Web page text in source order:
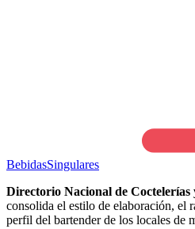
BebidasSingulares
Directorio Nacional de Coctelerías
consolida el estilo de elaboración, el
perfil del bartender de los locales de